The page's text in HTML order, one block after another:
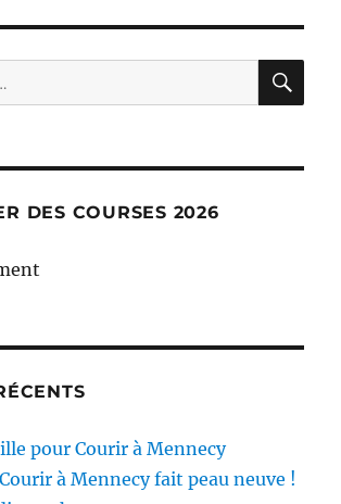
DES COURSES 2026
pour Courir à Mennecy
à Mennecy fait peau neuve !